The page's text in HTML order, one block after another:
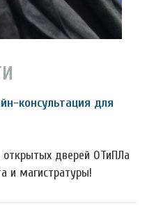
консультация для
открытых дверей ОТиПЛа
и магистратуры!